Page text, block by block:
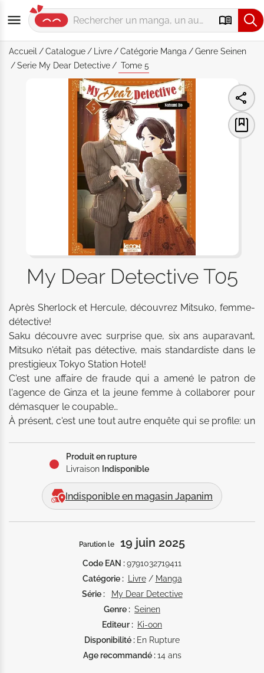
Accueil Catalogue Livre Catégorie Manga Genre Seinen
Serie My Dear Detective Tome 5
My Dear Detective T05
Après Sherlock et Hercule, découvrez Mitsuko, femme-
détective!
Saku découvre avec surprise que, six ans auparavant,
Mitsuko n'était pas détective, mais standardiste dans le
prestigieux Tokyo Station Hotel!
C'est une affaire de fraude qui a amené le patron de
l'agence de Ginza et la jeune femme à collaborer pour
démasquer le coupable…
À présent, c'est une tout autre enquête qui se profile: un
leurs souvenirs se contredisent… Mitsuko et son assistant
arriveront-ils à remplir cette mission malgré les maigres
indices à leur disposition?
Le travail ne manque pas pour la première femme
détective du Japon!
drames et surprises… Avec élégance et dynamisme,
Natsumi Ito nous embarque sur les pas d'un duo de
briseurs de codes à l'énergie contagieuse!
Produit en rupture
Livraison Indisponible
Indisponible en magasin Japanim
Parution le 19 juin 2025
Code EAN :9791032719411
Catégorie :
Livre/ Manga
Série :
My Dear Detective
Genre : Seinen
Editeur : Ki-oon
Disponibilité : En Rupture
Age recommandé :14 ans